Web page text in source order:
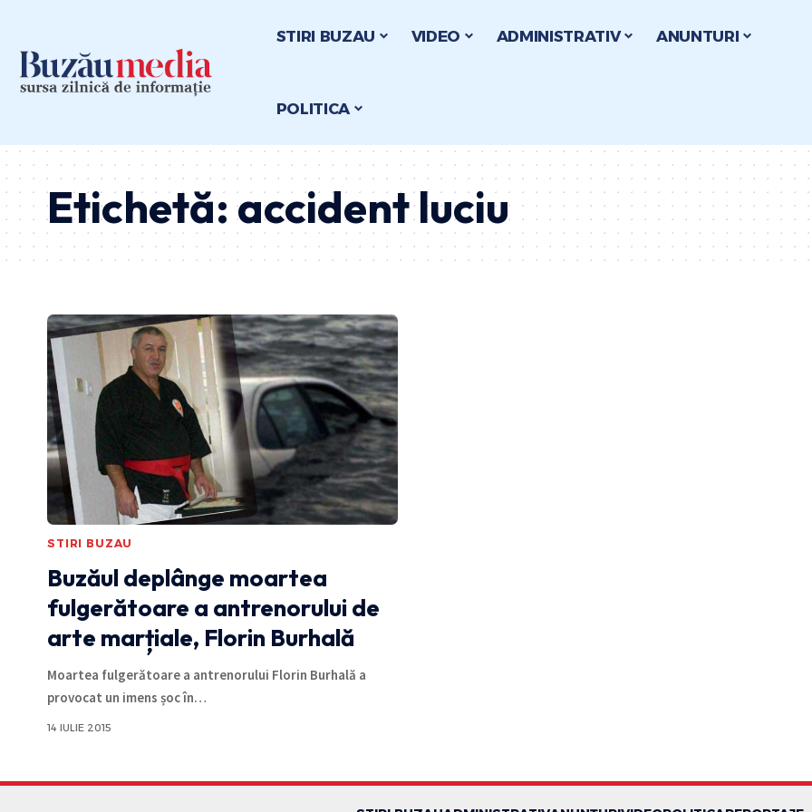
STIRI BUZAU VIDEO ADMINISTRATIV ANUNTURI
POLITICA
Etichetă:accident luciu
STIRI BUZAU
Buzăul deplânge moartea
fulgerătoare a antrenorului de
arte marțiale, Florin Burhală
Moartea fulgerătoare a antrenorului Florin Burhală a
provocat un imens șoc în…
14 IULIE 2015